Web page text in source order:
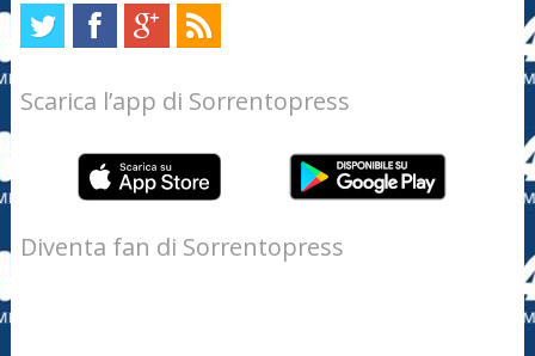
Scarica l’app di Sorrentopress
Diventa fan di Sorrentopress